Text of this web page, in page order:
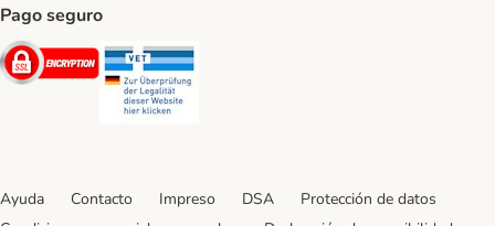
Pago seguro
Security
Ayuda Contacto Impreso DSA
Protección de datos